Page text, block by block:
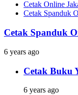
Cetak Online
Cetak Spanduk
Cetak Spanduk
6 years ago
Cetak Buku
6 years ago